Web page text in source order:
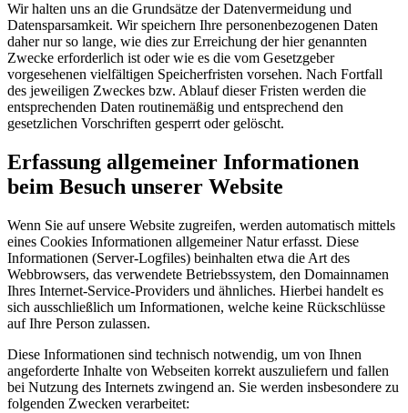
Wir halten uns an die Grundsätze der Datenvermeidung und
Datensparsamkeit. Wir speichern Ihre personenbezogenen Daten
daher nur so lange, wie dies zur Erreichung der hier genannten
Zwecke erforderlich ist oder wie es die vom Gesetzgeber
vorgesehenen vielfältigen Speicherfristen vorsehen. Nach Fortfall
des jeweiligen Zweckes bzw. Ablauf dieser Fristen werden die
entsprechenden Daten routinemäßig und entsprechend den
gesetzlichen Vorschriften gesperrt oder gelöscht.
Erfassung allgemeiner Informationen
beim Besuch unserer Website
Wenn Sie auf unsere Website zugreifen, werden automatisch mittels
eines Cookies Informationen allgemeiner Natur erfasst. Diese
Informationen (Server-Logfiles) beinhalten etwa die Art des
Webbrowsers, das verwendete Betriebssystem, den Domainnamen
Ihres Internet-Service-Providers und ähnliches. Hierbei handelt es
sich ausschließlich um Informationen, welche keine Rückschlüsse
auf Ihre Person zulassen.
Diese Informationen sind technisch notwendig, um von Ihnen
angeforderte Inhalte von Webseiten korrekt auszuliefern und fallen
bei Nutzung des Internets zwingend an. Sie werden insbesondere zu
folgenden Zwecken verarbeitet: